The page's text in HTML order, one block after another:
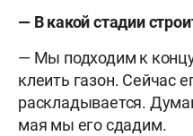
— В какой стадии
— Мы подходим к
клеить газон. Сейчас
раскладывается.
мая мы его сдадим.